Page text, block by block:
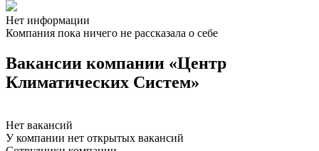
Нет информации
Компания пока ничего не рассказала о себе
Вакансии компании «Центр
Климатических Систем»
Нет вакансий
У компании нет открытых вакансий